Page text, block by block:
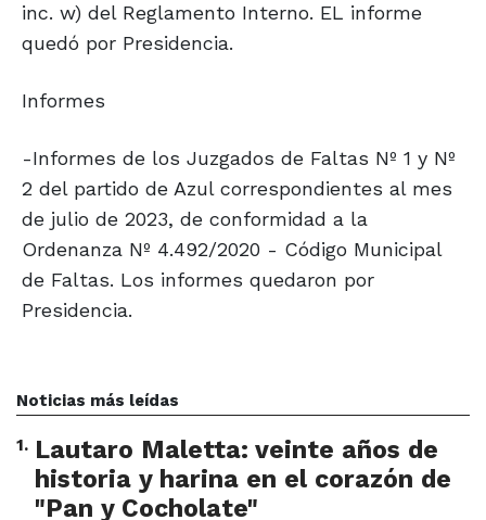
inc. w) del Reglamento Interno. EL informe
quedó por Presidencia.
Informes
-Informes de los Juzgados de Faltas Nº 1 y Nº
2 del partido de Azul correspondientes al mes
de julio de 2023, de conformidad a la
Ordenanza Nº 4.492/2020 - Código Municipal
de Faltas. Los informes quedaron por
Presidencia.
Noticias más leídas
1. Lautaro Maletta: veinte años de
historia y harina en el corazón de
"Pan y Cocholate"